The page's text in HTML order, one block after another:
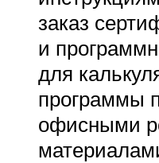
заказ
и
для
программы
офисными